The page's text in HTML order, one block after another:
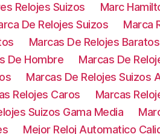
Relojes Suizos
Marc
De Relojes Suizos
Marca
Marcas De Relojes
De Hombre
Marcas De
Marcas De Relojes Suizos
Relojes Caros
Marcas
Suizos Gama Media
Mejor Reloj Automatico